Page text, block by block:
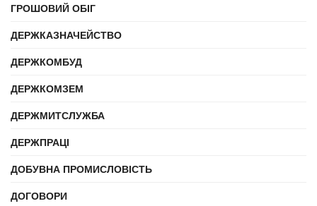
ГРОШОВИЙ ОБІГ
ДЕРЖКАЗНАЧЕЙСТВО
ДЕРЖКОМБУД
ДЕРЖКОМЗЕМ
ДЕРЖМИТСЛУЖБА
ДЕРЖПРАЦІ
ДОБУВНА ПРОМИСЛОВІСТЬ
ДОГОВОРИ